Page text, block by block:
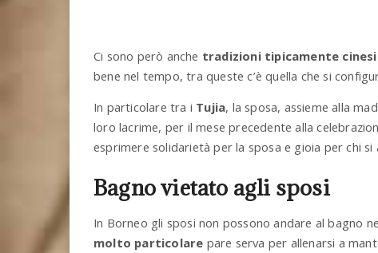
Ci sono però anche tradizioni tipicamente
bene nel tempo, tra queste c’è quella che si
In particolare tra i Tujia, la sposa, assieme alla
loro lacrime, per il mese precedente alla
esprimere solidarietà per la sposa e gioia per chi
Bagno vietato agli sposi
In Borneo gli sposi non possono andare al bagno
molto particolare pare serva per allenarsi a